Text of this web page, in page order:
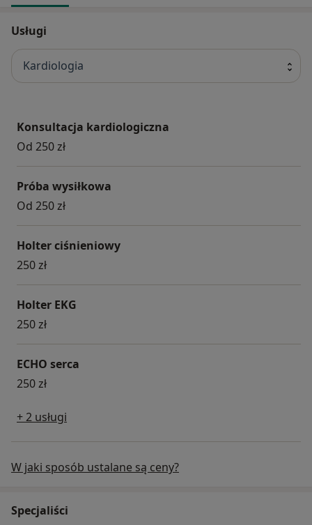
Usługi
Kardiologia
Konsultacja kardiologiczna
Od 250 zł
Próba wysiłkowa
Od 250 zł
Holter ciśnieniowy
250 zł
Holter EKG
250 zł
ECHO serca
250 zł
+ 2 usługi
W jaki sposób ustalane są ceny?
Specjaliści